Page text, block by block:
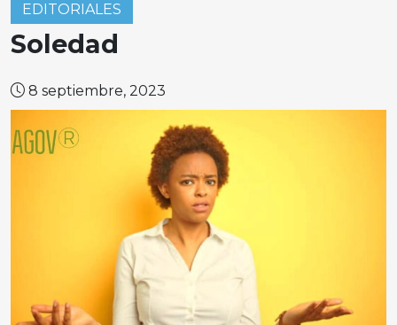
EDITORIALES
Soledad
8 septiembre, 2023